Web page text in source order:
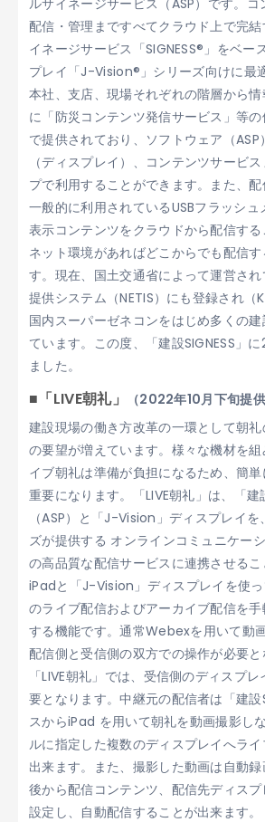
ルサイネージサービス（ASP）です。コ
配信・管理まですべてクラウド上で完結
イネージサービス「SIGNESS®」をベー
プレイ「J-Vision®」シリーズ向けに最
本社、支店、現場それぞれの階層から
に「防災コンテンツ発信サービス」等
で提供されており、ソフトウェア（
（ディスプレイ）、コンテンツサービ
プで利用することができます。また、
一般的に利用されているUSBフラッシュ
表示コンテンツをクラウドから配信す
ネット環境があればどこからでも配信
す。現在、国土交通省によって運営さ
提供システム（NETIS）にも登録され
国内スーパーゼネコンをはじめ多くの
ています。この度、「建設SIGNESS」
ました。
■「LIVE朝礼」
（2022年10月下旬提
建設現場の働き方改革の一環として朝
の要望が増えています。様々な機材を
イブ朝礼は準備が負担になるため、簡
重要になります。「LIVE朝礼」は、「建
（ASP）と「J-Vision」ディスプレイ
ズが提供する オンラインコミュニケー
の高品質な配信サービスに連携させる
iPadと「J-Vision」ディスプレイを使
のライブ配信およびアーカイブ配信を
する機能です。通常Webexを用いて動
配信側と受信側の双方での操作が必要と
「LIVE朝礼」では、受信側のディスプ
要となります。中継元の配信者は「建設
スからiPad を用いて朝礼を動画撮影し
ルに指定した複数のディスプレイへラ
出来ます。また、撮影した動画は自動録
後から配信コンテンツ、配信先ディス
設定し、自動配信することが出来ます。